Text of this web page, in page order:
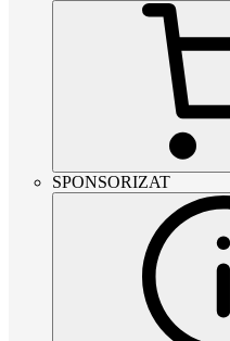
SPONSORIZAT